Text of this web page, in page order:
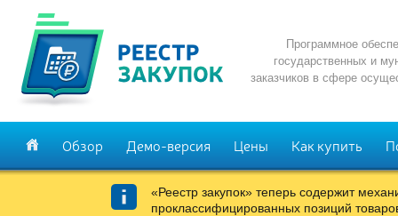
Программное
государственных и
заказчиков в сфере
Обзор Демо-версия Цены Как купить
«Реестр закупок» теперь содержит
проклассифицированных позиций